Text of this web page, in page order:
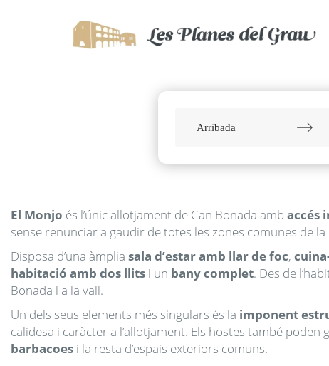
Navigate
to
the
calendar
and
select
Press
the
question
a
El Monjo és l’únic allotjament de Can Bonada amb accés
sense renunciar a gaudir de totes les zones comunes de la
Disposa d’una àmplia sala d’estar amb llar de foc,
habitació amb dos llits i un bany complet. Des de
Bonada i a la vall.
Un dels seus elements més singulars és la imponent
calidesa i caràcter a l’allotjament. Els hostes també poden
barbacoes i la resta d’espais exteriors comuns.